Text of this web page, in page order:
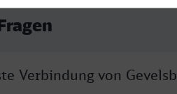
Verbindung von